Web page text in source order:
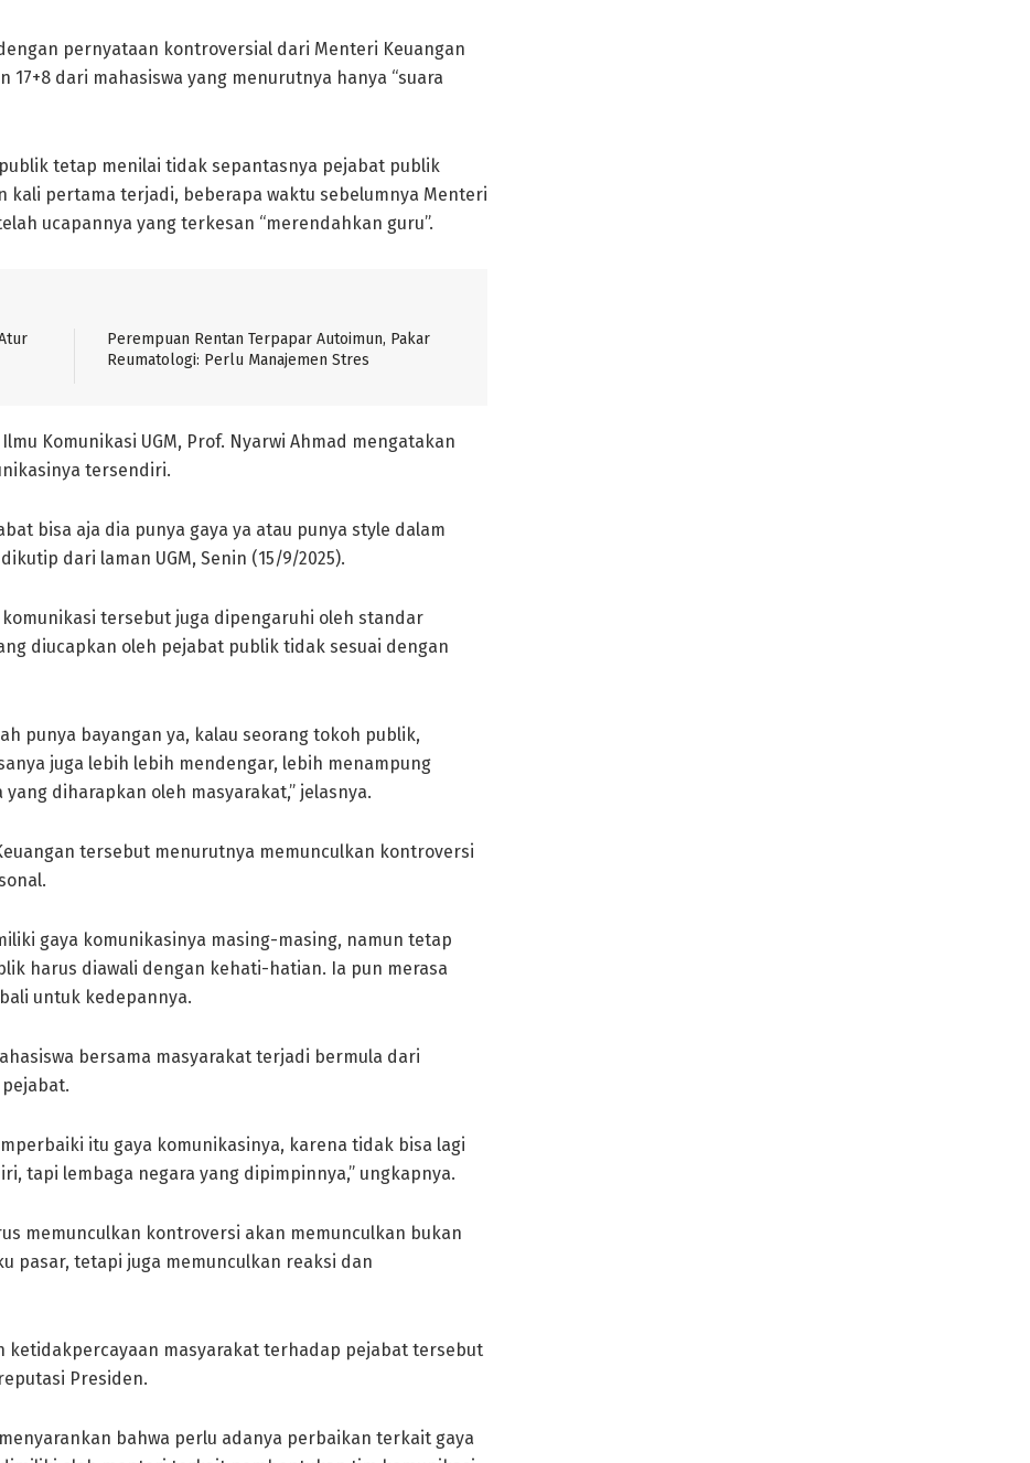
pernyataan kontroversial dari Menteri Keuangan
17+8 dari mahasiswa yang menurutnya hanya “suara
tetap menilai tidak sepantasnya pejabat publik
kali pertama terjadi, beberapa waktu sebelumnya Menteri
ucapannya yang terkesan “merendahkan guru”.
Perempuan Rentan Terpapar Autoimun, Pakar
Reumatologi: Perlu Manajemen Stres
Komunikasi UGM, Prof. Nyarwi Ahmad mengatakan
tersendiri.
bisa aja dia punya gaya ya atau punya style dalam
dari laman UGM, Senin (15/9/2025).
tersebut juga dipengaruhi oleh standar
diucapkan oleh pejabat publik tidak sesuai dengan
punya bayangan ya, kalau seorang tokoh publik,
juga lebih lebih mendengar, lebih menampung
diharapkan oleh masyarakat,” jelasnya.
tersebut menurutnya memunculkan kontroversi
gaya komunikasinya masing-masing, namun tetap
harus diawali dengan kehati-hatian. Ia pun merasa
untuk kedepannya.
bersama masyarakat terjadi bermula dari
itu gaya komunikasinya, karena tidak bisa lagi
tapi lembaga negara yang dipimpinnya,” ungkapnya.
memunculkan kontroversi akan memunculkan bukan
pasar, tetapi juga memunculkan reaksi dan
ketidakpercayaan masyarakat terhadap pejabat tersebut
Presiden.
bahwa perlu adanya perbaikan terkait gaya